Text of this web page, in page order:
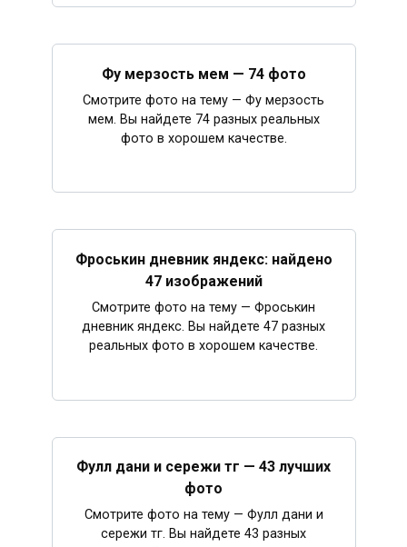
Фу мерзость мем — 74 фото
Смотрите фото на тему — Фу мерзость
мем. Вы найдете 74 разных реальных
фото в хорошем качестве.
Фроськин дневник яндекс: найдено
47 изображений
Смотрите фото на тему — Фроськин
дневник яндекс. Вы найдете 47 разных
реальных фото в хорошем качестве.
Фулл дани и сережи тг — 43 лучших
фото
Смотрите фото на тему — Фулл дани и
сережи тг. Вы найдете 43 разных